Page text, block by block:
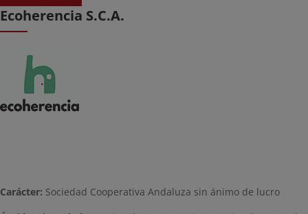
Ecoherencia S.C.A.
Carácter: Sociedad Cooperativa Andaluza sin ánimo de lucro